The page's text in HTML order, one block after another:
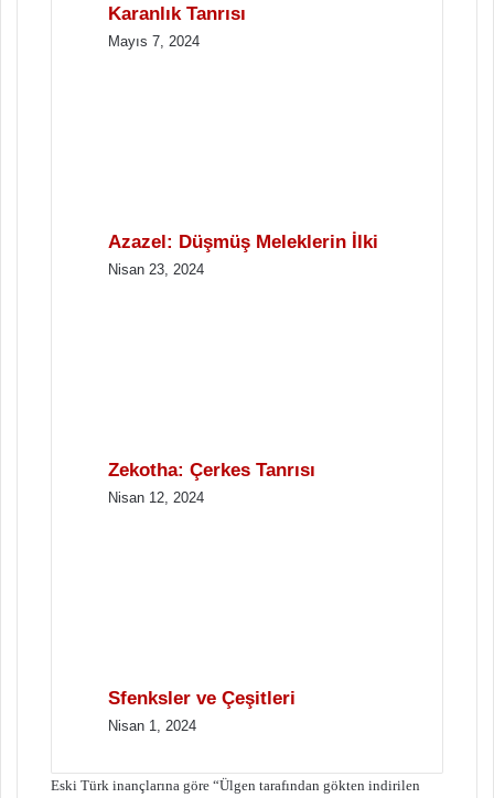
Karanlık Tanrısı
Mayıs 7, 2024
Azazel: Düşmüş Meleklerin İlki
Nisan 23, 2024
Zekotha: Çerkes Tanrısı
Nisan 12, 2024
Sfenksler ve Çeşitleri
Nisan 1, 2024
Eski Türk inançlarına göre “Ülgen tarafından gökten indirilen